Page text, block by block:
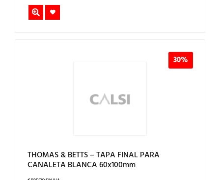
30%
THOMAS & BETTS – TAPA FINAL PARA
CANALETA BLANCA 60x100mm